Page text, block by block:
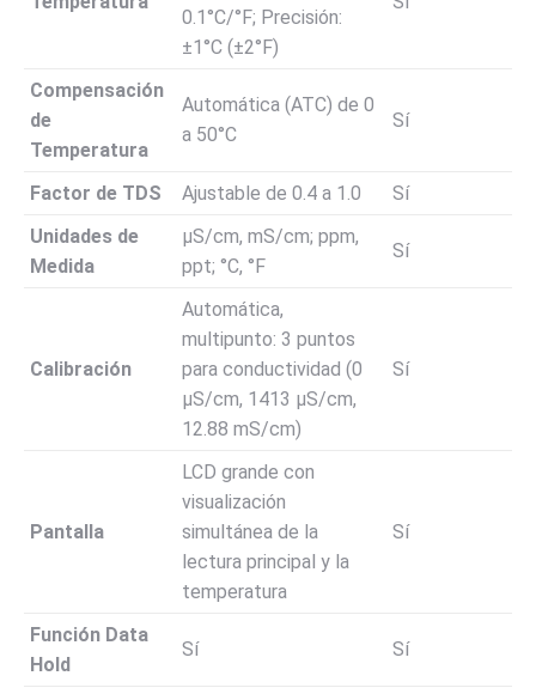
0.1°C/°F; Precisión:
±1°C (±2°F)
Compensación
de
Temperatura
Automática (ATC) de 0
a 50°C
Sí
Factor de TDS Ajustable de 0.4 a 1.0
Sí
Unidades de
Medida
µS/cm, mS/cm; ppm,
ppt; °C, °F
Sí
Calibración
Automática,
multipunto: 3 puntos
para conductividad (0
µS/cm, 1413 µS/cm,
12.88 mS/cm)
Sí
Pantalla
LCD grande con
visualización
simultánea de la
lectura principal y la
temperatura
Sí
Función Data
Hold
Sí Sí